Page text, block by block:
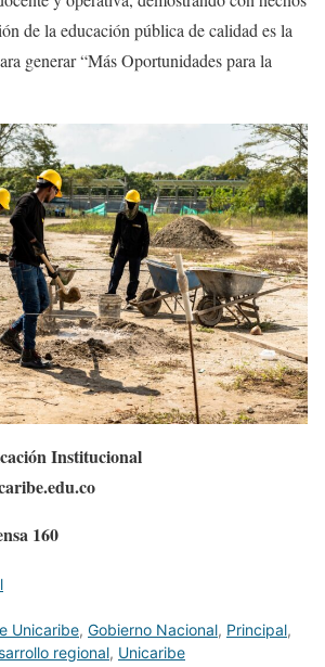
de la educación pública de calidad es la
generar “Más Oportunidades para la
Institucional
160
Unicaribe, Gobierno Nacional, Principal,
regional, Unicaribe